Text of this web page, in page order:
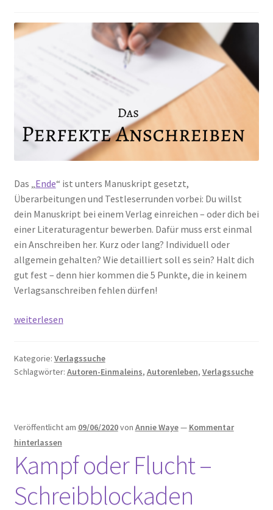
Das „Ende“ ist unters Manuskript gesetzt,
Überarbeitungen und Testleserrunden vorbei: Du willst
dein Manuskript bei einem Verlag einreichen – oder dich bei
einer Literaturagentur bewerben. Dafür muss erst einmal
ein Anschreiben her. Kurz oder lang? Individuell oder
allgemein gehalten? Wie detailliert soll es sein? Halt dich
gut fest – denn hier kommen die 5 Punkte, die in keinem
Verlagsanschreiben fehlen dürfen!
Manuskript
5
Schritten
Verlagsanschreiben
weiterlesen
Kategorie: Verlagssuche
Schlagwörter: Autoren-Einmaleins, Autorenleben, Verlagssuche
Veröffentlicht am 09/06/2020von Annie Waye— Kommentar
hinterlassen
Kampf oder Flucht –
Schreibblockaden